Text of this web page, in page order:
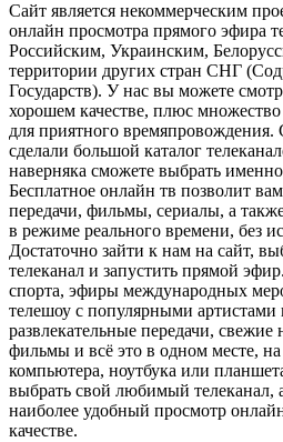
Сайт является некоммерческим
онлайн просмотра прямого эфира
Российским, Украинским,
территории других стран СНГ
Государств). У нас вы можете
хорошем качестве, плюс
для приятного
сделали большой каталог
наверняка сможете выбрать
Бесплатное онлайн тв позволит
передачи, фильмы, сериалы, а
в режиме реального времени, без
Достаточно зайти к нам на сайт,
телеканал и запустить прямой
спорта, эфиры международных
телешоу с популярными
развлекательные передачи,
фильмы и всё это в одном месте,
компьютера, ноутбука или
выбрать свой любимый телеканал,
наиболее удобный просмотр
качестве.